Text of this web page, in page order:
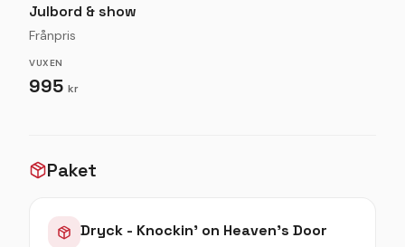
Julbord & show
Frånpris
VUXEN
995 kr
Paket
Dryck - Knockin’ on Heaven’s Door